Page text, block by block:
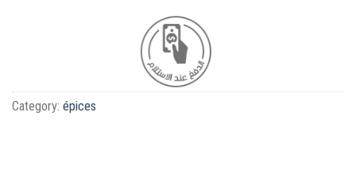
Category: épices